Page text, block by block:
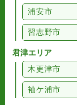
浦安市
習志野市
君津エリア
木更津市
袖ケ浦市